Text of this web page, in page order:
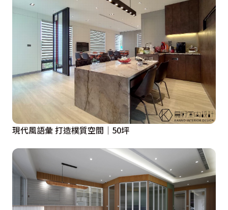
現代風語彙 打造樸質空間│50坪